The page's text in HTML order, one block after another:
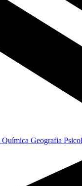
Química Geografia